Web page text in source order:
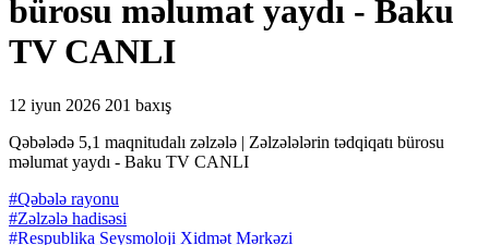
bürosu məlumat yaydı - Baku
TV CANLI
12 iyun 2026 201 baxış
Qəbələdə 5,1 maqnitudalı zəlzələ | Zəlzələlərin tədqiqatı bürosu
məlumat yaydı - Baku TV CANLI
#Qəbələ rayonu
#Zəlzələ hadisəsi
#Respublika Seysmoloji Xidmət Mərkəzi